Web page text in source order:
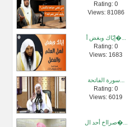
الشيخ ناصر ا�...
Rating: 0
دروس الحرمين...
Rating: 0
شرح عمدة الف�...
Rating: 0
Rating: 0
Views: 81086
إيّاك وبغض أ�...
Rating: 0
Views: 1683
سورة الفاتحة...
Rating: 0
Views: 6019
صرااخ أحد ال�...